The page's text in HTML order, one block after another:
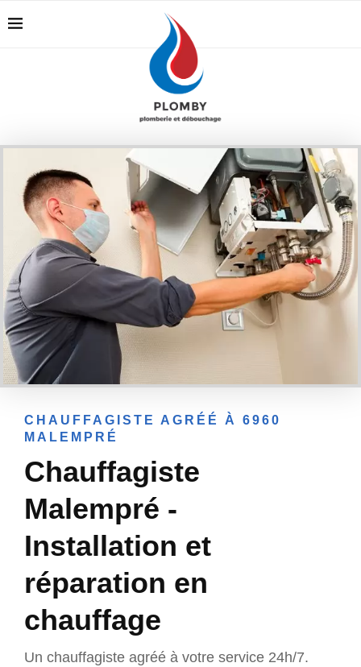
CHAUFFAGISTE AGRÉÉ À 6960
MALEMPRÉ
Chauffagiste
Malempré -
Installation et
réparation en
chauffage
Un chauffagiste agréé à votre service 24h/7.